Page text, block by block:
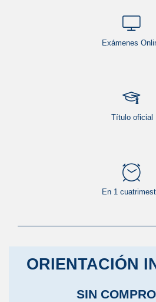
Exámenes
Título oficial
En 1
ORIENTACIÓN
SIN